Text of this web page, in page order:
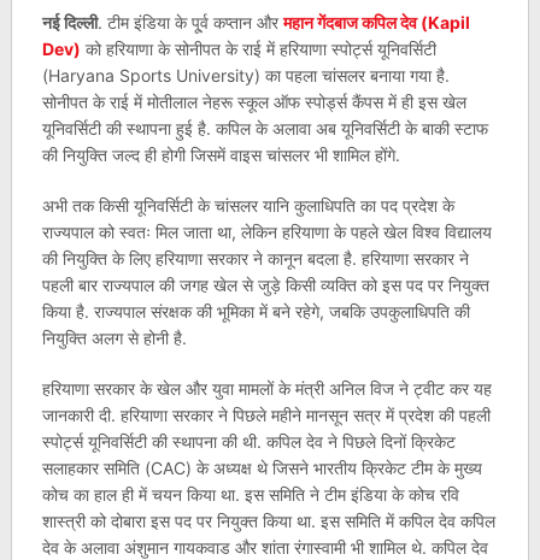
नई दिल्ली. टीम इंडिया के पू्र्व कप्तान औरमहान गेंदबाज कपिल देव (Kapil
Dev) को हरियाणा के सोनीपत के राई में हरियाणा स्पोर्ट्स यूनिवर्सिटी
(Haryana Sports University) का पहला चांसलर बनाया गया है.
सोनीपत के राई में मोतीलाल नेहरू स्कूल ऑफ स्पोर्ड्स कैंपस में ही इस खेल
यूनिवर्सिटी की स्थापना हुई है. कपिल के अलावा अब यूनिवर्सिटी के बाकी स्टाफ
की नियुक्ति जल्द ही होगी जिसमें वाइस चांसलर भी शामिल होंगे.
अभी तक किसी यूनिवर्सिटी के चांसलर यानि कुलाधिपति का पद प्रदेश के
राज्यपाल को स्वतः मिल जाता था, लेकिन हरियाणा के पहले खेल विश्व विद्यालय
की नियुक्ति के लिए हरियाणा सरकार ने कानून बदला है. हरियाणा सरकार ने
पहली बार राज्यपाल की जगह खेल से जुड़े किसी व्यक्ति को इस पद पर नियुक्त
किया है. राज्यपाल संरक्षक की भूमिका में बने रहेगे, जबकि उपकुलाधिपति की
नियुक्ति अलग से होनी है.
हरियाणा सरकार के खेल और युवा मामलों के मंत्री अनिल विज ने ट्वीट कर यह
जानकारी दी. हरियाणा सरकार ने पिछले महीने मानसून सत्र में प्रदेश की पहली
स्पोर्ट्स यूनिवर्सिटी की स्थापना की थी. कपिल देव ने पिछले दिनों क्रिकेट
सलाहकार समिति (CAC) के अध्यक्ष थे जिसने भारतीय क्रिकेट टीम के मुख्य
कोच का हाल ही में चयन किया था. इस समिति ने टीम इंडिया के कोच रवि
शास्त्री को दोबारा इस पद पर नियुक्त किया था. इस समिति में कपिल देव कपिल
देव के अलावा अंशुमान गायकवाड और शांता रंगास्वामी भी शामिल थे. कपिल देव